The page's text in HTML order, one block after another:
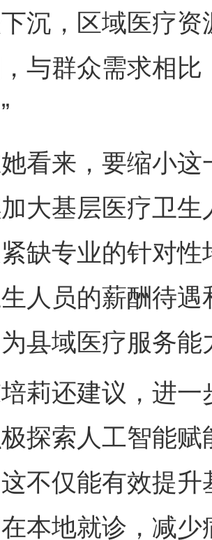
沉，区域医疗
与群众需求相
来，要缩小这
大基层医疗卫
缺专业的针对
人员的薪酬待
县域医疗服务
还建议，进一
探索人工智能
不仅能有效提
本地就诊，减